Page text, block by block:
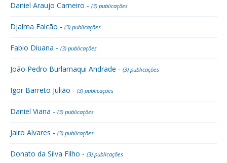
Daniel Araujo Carneiro - (3) publicações
Djalma Falcão - (3) publicações
Fabio Diuana - (3) publicações
João Pedro Burlamaqui Andrade - (3) publicações
Igor Barreto Julião - (3) publicações
Daniel Viana - (3) publicações
Jairo Alvares - (3) publicações
Donato da Silva Filho - (3) publicações